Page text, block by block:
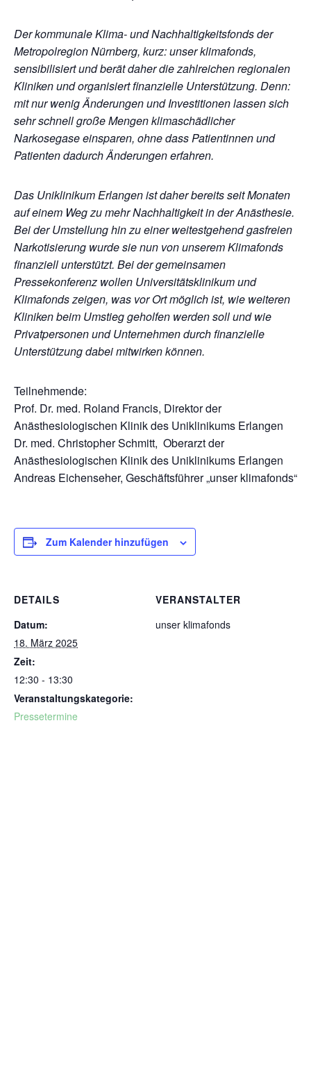
Der kommunale Klima- und Nachhaltigkeitsfonds der
Metropolregion Nürnberg, kurz: unser klimafonds,
sensibilisiert und berät daher die zahlreichen regionalen
Kliniken und organisiert finanzielle Unterstützung. Denn:
mit nur wenig Änderungen und Investitionen lassen sich
sehr schnell große Mengen klimaschädlicher
Narkosegase einsparen, ohne dass Patientinnen und
Patienten dadurch Änderungen erfahren.
Das Uniklinikum Erlangen ist daher bereits seit Monaten
auf einem Weg zu mehr Nachhaltigkeit in der Anästhesie.
Bei der Umstellung hin zu einer weitestgehend gasfreien
Narkotisierung wurde sie nun von unserem Klimafonds
finanziell unterstützt. Bei der gemeinsamen
Pressekonferenz wollen Universitätsklinikum und
Klimafonds zeigen, was vor Ort möglich ist, wie weiteren
Kliniken beim Umstieg geholfen werden soll und wie
Privatpersonen und Unternehmen durch finanzielle
Unterstützung dabei mitwirken können.
Teilnehmende:
Prof. Dr. med. Roland Francis, Direktor der
Anästhesiologischen Klinik des Uniklinikums Erlangen
Dr. med. Christopher Schmitt, Oberarzt der
Anästhesiologischen Klinik des Uniklinikums Erlangen
Andreas Eichenseher, Geschäftsführer „unser klimafonds“
Zum Kalender hinzufügen
DETAILS
Datum:
18. März 2025
Zeit:
12:30 - 13:30
Veranstaltungskategorie:
Pressetermine
VERANSTALTER
unser klimafonds